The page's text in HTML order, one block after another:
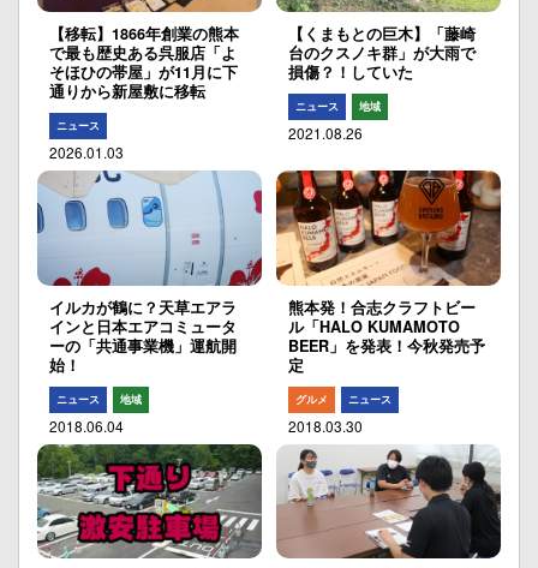
【移転】1866年創業の熊本
で最も歴史ある呉服店「よ
そほひの帯屋」が11月に下
通りから新屋敷に移転
ニュース
2026.01.03
【くまもとの巨木】「藤崎
台のクスノキ群」が大雨で
損傷？！していた
ニュース 地域
2021.08.26
イルカが鶴に？天草エアラ
インと日本エアコミュータ
ーの「共通事業機」運航開
始！
ニュース 地域
2018.06.04
熊本発！合志クラフトビー
ル「HALO KUMAMOTO
BEER」を発表！今秋発売予
定
グルメ ニュース
2018.03.30